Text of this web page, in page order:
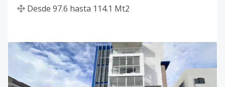
Desde 97.6 hasta 114.1 Mt2